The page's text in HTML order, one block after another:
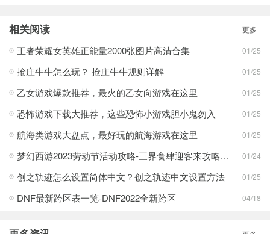
相关阅读 更多+
王者荣耀女英雄正能量2000张图片高清合集 01/25
抢庄牛牛怎么玩？ 抢庄牛牛规则详解 01/25
乙女游戏爆款推荐，最火的乙女向游戏在这里 01/25
恐怖游戏下载大推荐，这些恐怖小游戏胆小鬼勿入 01/25
航海类游戏大盘点，最好玩的航海游戏在这里 01/25
梦幻西游2023劳动节活动攻略-三界食肆迎客来攻略介绍 01/24
创之轨迹怎么设置简体中文？创之轨迹中文设置方法 01/25
DNF最新跨区表一览-DNF2022全新跨区 04/18